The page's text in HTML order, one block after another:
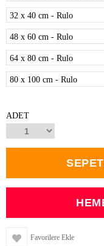
32 x 40 cm - Rulo
48 x 60 cm - Rulo
64 x 80 cm - Rulo
80 x 100 cm - Rulo
ADET
Favorilere Ekle